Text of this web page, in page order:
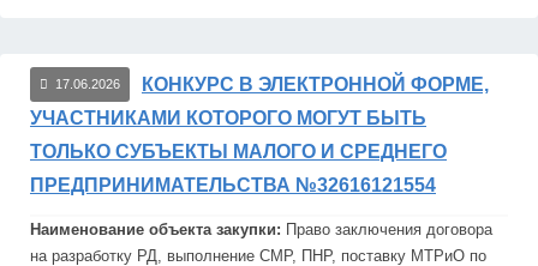
17.06.2026
КОНКУРС В ЭЛЕКТРОННОЙ ФОРМЕ,
УЧАСТНИКАМИ КОТОРОГО МОГУТ БЫТЬ
ТОЛЬКО СУБЪЕКТЫ МАЛОГО И СРЕДНЕГО
ПРЕДПРИНИМАТЕЛЬСТВА №32616121554
Наименование объекта закупки: Право заключения договора
на разработку РД, выполнение СМР, ПНР, поставку МТРиО по